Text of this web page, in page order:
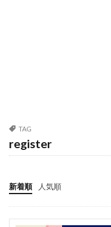
TAG
register
新着順 人気順